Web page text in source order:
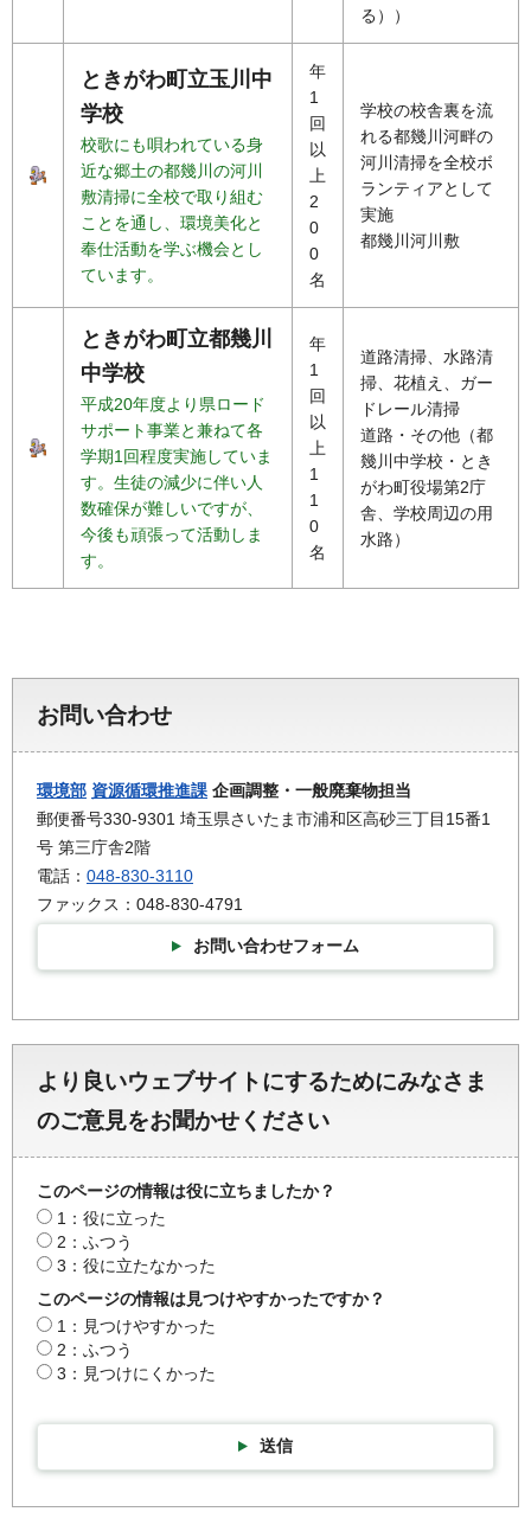
る））
ときがわ町立玉川中
学校
校歌にも唄われている身
近な郷土の都幾川の河川
敷清掃に全校で取り組む
ことを通し、環境美化と
奉仕活動を学ぶ機会とし
ています。
年
1
回
以
上
2
0
0
名
学校の校舎裏を流
れる都幾川河畔の
河川清掃を全校ボ
ランティアとして
実施
都幾川河川敷
ときがわ町立都幾川
中学校
平成20年度より県ロード
サポート事業と兼ねて各
学期1回程度実施していま
す。生徒の減少に伴い人
数確保が難しいですが、
今後も頑張って活動しま
す。
年
1
回
以
上
1
1
0
名
道路清掃、水路清
掃、花植え、ガー
ドレール清掃
道路・その他（都
幾川中学校・とき
がわ町役場第2庁
舎、学校周辺の用
水路）
お問い合わせ
環境部 資源循環推進課 企画調整・一般廃棄物担当
郵便番号330-9301 埼玉県さいたま市浦和区高砂三丁目15番1
号 第三庁舎2階
電話： 048-830-3110
ファックス：048-830-4791
お問い合わせフォーム
より良いウェブサイトにするためにみなさま
のご意見をお聞かせください
このページの情報は役に立ちましたか？
1：役に立った
2：ふつう
3：役に立たなかった
このページの情報は見つけやすかったですか？
1：見つけやすかった
2：ふつう
3：見つけにくかった
送信